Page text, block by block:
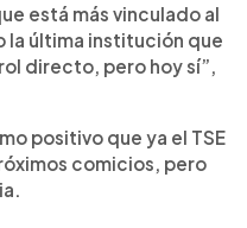
está más vinculado al
la última institución que
directo, pero hoy sí”,
positivo que ya el TSE
comicios, pero